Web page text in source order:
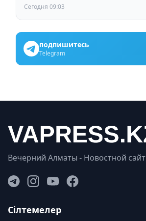
Сегодня 09:03
подпишитесь
Telegram
Вечерний Алматы - Новостной сайт
Сілтемелер